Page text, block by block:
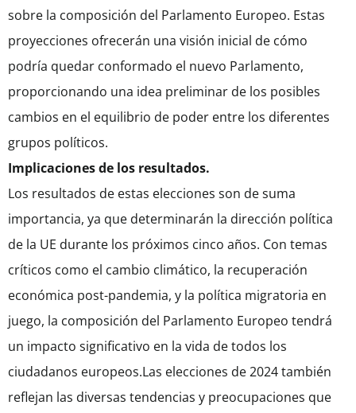
sobre la composición del Parlamento Europeo. Estas
proyecciones ofrecerán una visión inicial de cómo
podría quedar conformado el nuevo Parlamento,
proporcionando una idea preliminar de los posibles
cambios en el equilibrio de poder entre los diferentes
grupos políticos.
Implicaciones de los resultados.
Los resultados de estas elecciones son de suma
importancia, ya que determinarán la dirección política
de la UE durante los próximos cinco años. Con temas
críticos como el cambio climático, la recuperación
económica post-pandemia, y la política migratoria en
juego, la composición del Parlamento Europeo tendrá
un impacto significativo en la vida de todos los
ciudadanos europeos.Las elecciones de 2024 también
reflejan las diversas tendencias y preocupaciones que